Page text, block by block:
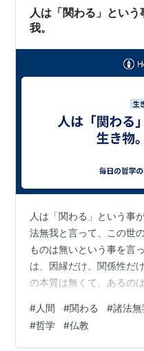
れにしても、その何かに
そ…
人は「関わる」とい
我。
人は「関わる」という事
法無我と言って、この世
ものは無いという事を言
は、因縁だけ。関係性だ
の本質は無くて、あるの
ろん、人が関わるのは、
事を学び、それによって
#人間 #関わる #諸法無
#哲学 #仏教